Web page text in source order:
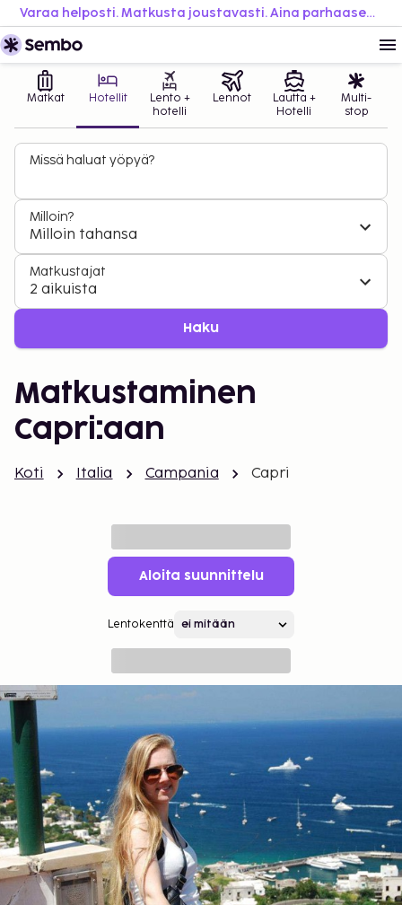
Varaa helposti. Matkusta joustavasti. Aina parhaaseen hintaan.
Matkat Hotellit
Lento +
hotelli
Lennot
Lautta +
Hotelli
Multi-
stop
Missä haluat yöpyä?
Milloin?
Milloin tahansa
Matkustajat
2 aikuista
Haku
Matkustaminen
Capri:aan
Koti Italia Campania Capri
Aloita suunnittelu
Lentokenttä